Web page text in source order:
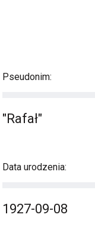
Pseudonim:
"Rafał"
Data urodzenia:
1927-09-08